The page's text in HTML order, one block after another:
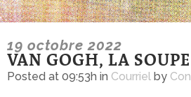
19 octobre 2022
VAN GOGH, LA
Posted at 09:53h in Courriel by